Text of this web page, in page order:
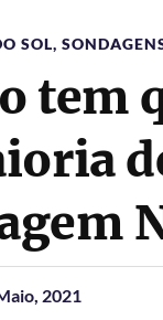
SOL,
tem
2021